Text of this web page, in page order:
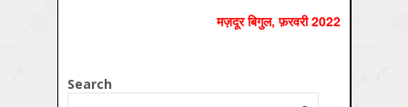
मज़दूर बिगुल, फ़रवरी 2022
Search